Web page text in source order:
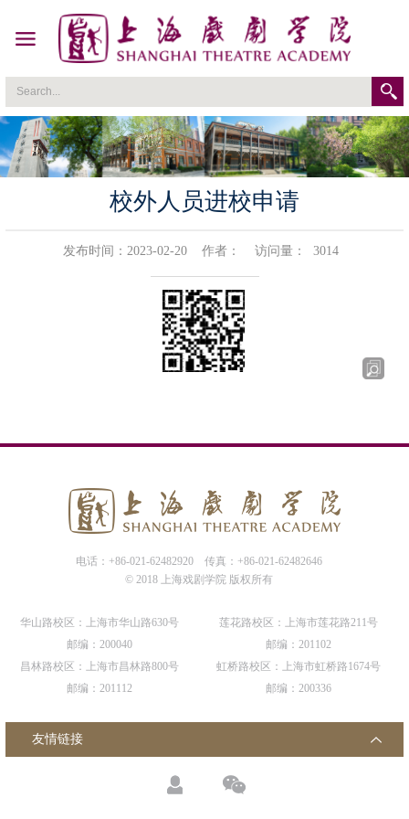
校外人员进校申请
发布时间：2023-02-20 作者： 访问量： 3014
电话：+86-021-62482920
传真：+86-021-62482646
© 2018 上海戏剧学院 版权所有
华山路校区：上海市华山路630号
邮编：200040
昌林路校区：上海市昌林路800号
邮编：201112
莲花路校区：上海市莲花路211号
邮编：201102
虹桥路校区：上海市虹桥路1674号
邮编：200336
友情链接